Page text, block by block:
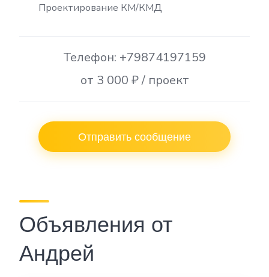
Проектирование КМ/КМД
Телефон: +79874197159
от 3 000 ₽ / проект
Отправить сообщение
Объявления от
Андрей